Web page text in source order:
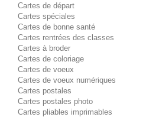
Cartes de départ
Cartes spéciales
Cartes de bonne santé
Cartes rentrées des classes
Cartes à broder
Cartes de coloriage
Cartes de voeux
Cartes de voeux numériques
Cartes postales
Cartes postales photo
Cartes pliables imprimables